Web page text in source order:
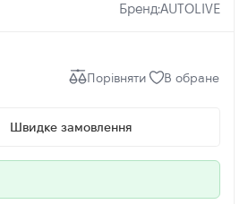
Бренд:AUTOLIVE
Порівняти В обране
Швидке замовлення